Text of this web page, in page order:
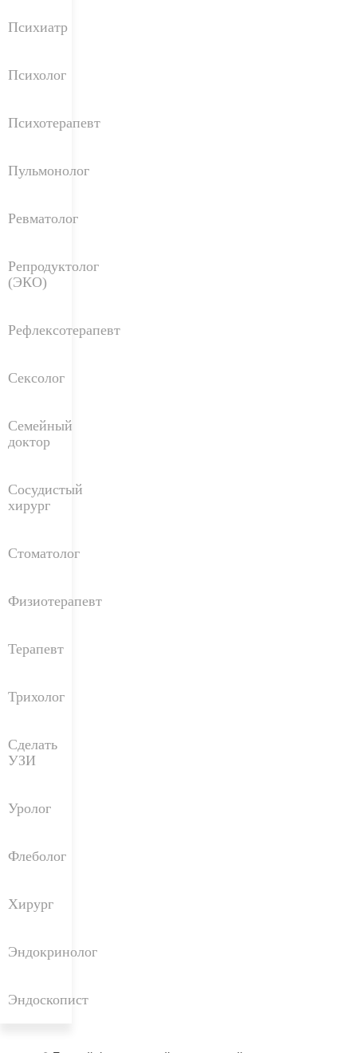
Психиатр
Психолог
Психотерапевт
Пульмонолог
Ревматолог
Репродуктолог
(ЭКО)
Рефлексотерапевт
Сексолог
Семейный
доктор
Сосудистый
хирург
Стоматолог
Физиотерапевт
Терапевт
Трихолог
Сделать
УЗИ
Уролог
Флеболог
Хирург
Эндокринолог
Эндоскопист